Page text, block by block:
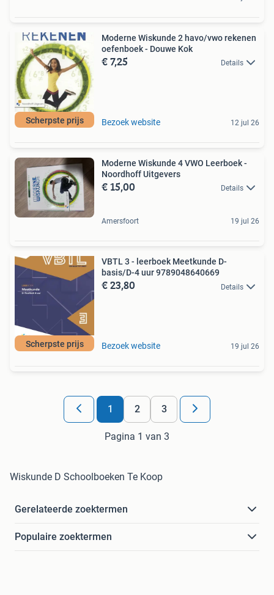
Scherpste prijs
Moderne Wiskunde 2 havo/vwo rekenen
oefenboek - Douwe Kok
€ 7,25 Details
Bezoek website 12 jul 26
Moderne Wiskunde 4 VWO Leerboek -
Noordhoff Uitgevers
€ 15,00 Details
Amersfoort 19 jul 26
Scherpste prijs
VBTL 3 - leerboek Meetkunde D-
basis/D-4 uur 9789048640669
€ 23,80 Details
Bezoek website 19 jul 26
1 2 3
Pagina 1 van 3
Wiskunde D Schoolboeken Te Koop
Gerelateerde zoektermen
Populaire zoektermen